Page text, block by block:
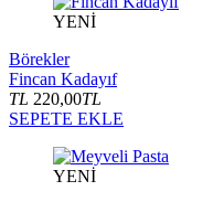
YENİ
Börekler
Fincan Kadayıf
TL 220,00TL
SEPETE EKLE
YENİ